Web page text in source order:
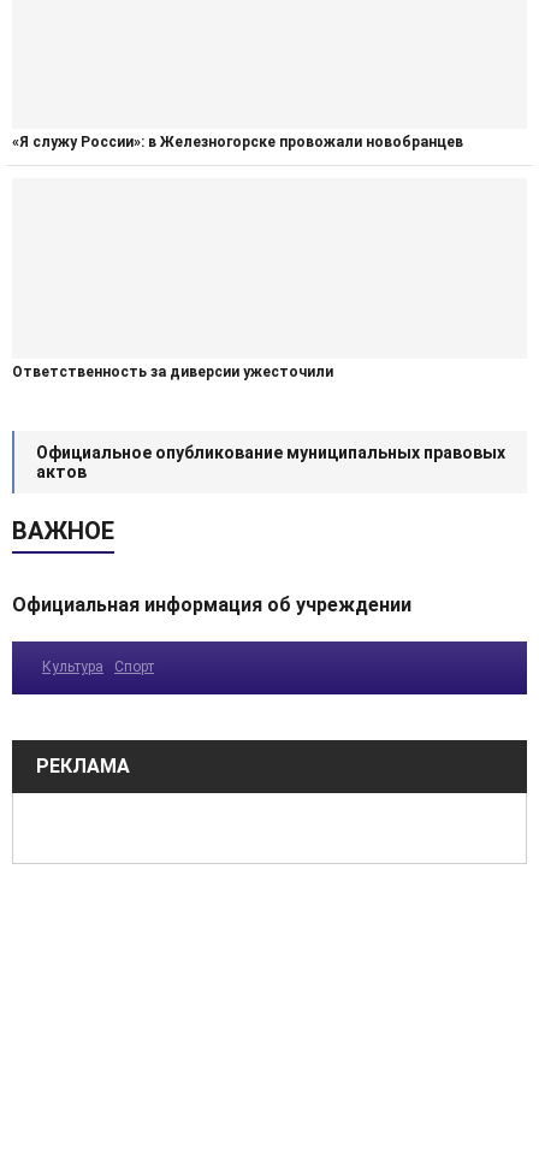
«Я служу России»: в Железногорске провожали новобранцев
Ответственность за диверсии ужесточили
Официальное опубликование муниципальных правовых
актов
ВАЖНОЕ
Официальная информация об учреждении
Культура Спорт
РЕКЛАМА